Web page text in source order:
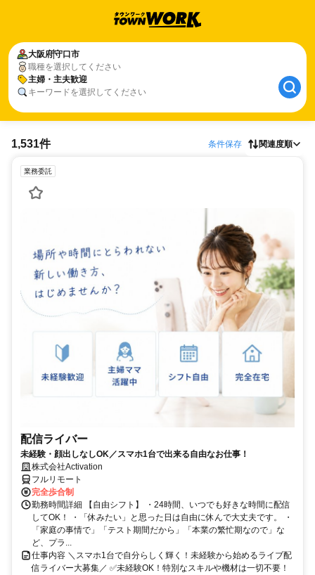
大阪府守口市
職種を選択してください
主婦・主夫歓迎
キーワードを選択してください
1,531件 条件保存 関連度順
業務委託
配信ライバー
未経験・顔出しなしOK／スマホ1台で出来る自由なお仕事！
株式会社Activation
フルリモート
完全歩合制
勤務時間詳細 【自由シフト】 ・24時間、いつでも好きな時間に配信
してOK！ ・「休みたい」と思った日は自由に休んで大丈夫です。 ・
「家庭の事情で」「テスト期間だから」「本業の繁忙期なので」な
ど、プラ...
仕事内容 ＼スマホ1台で自分らしく輝く！未経験から始めるライブ配
信ライバー大募集／ ✅未経験OK！特別なスキルや機材は一切不要！